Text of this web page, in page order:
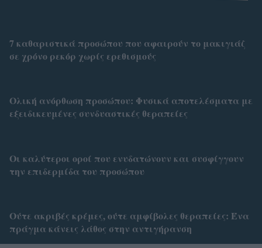
7 καθαριστικά προσώπου που αφαιρούν το μακιγιάζ
σε χρόνο ρεκόρ χωρίς ερεθισμούς
Ολική ανόρθωση προσώπου: Φυσικά αποτελέσματα με
εξειδικευμένες συνδυαστικές θεραπείες
Οι καλύτεροι οροί που ενυδατώνουν και συσφίγγουν
την επιδερμίδα του προσώπου
Ούτε ακριβές κρέμες, ούτε αμφίβολες θεραπείες: Ένα
πράγμα κάνεις λάθος στην αντιγήρανση